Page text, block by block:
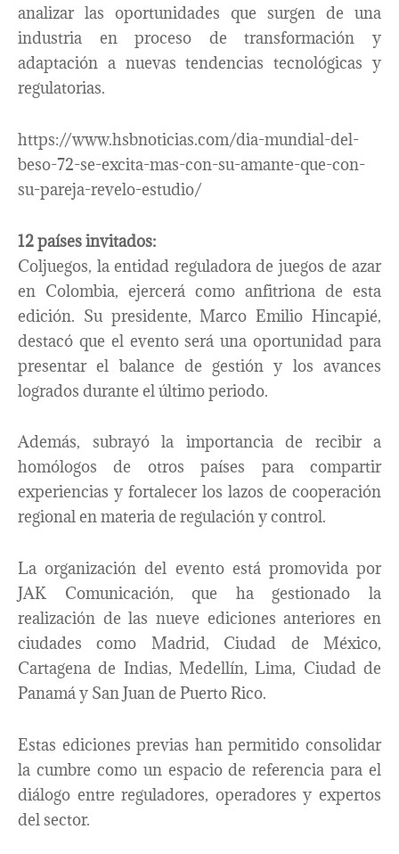
analizar las oportunidades que surgen de una
industria en proceso de transformación y
adaptación a nuevas tendencias tecnológicas y
regulatorias.
https://www.hsbnoticias.com/dia-mundial-del-
beso-72-se-excita-mas-con-su-amante-que-con-
su-pareja-revelo-estudio/
12 países invitados:
Coljuegos, la entidad reguladora de juegos de azar
en Colombia, ejercerá como anfitriona de esta
edición. Su presidente, Marco Emilio Hincapié,
destacó que el evento será una oportunidad para
presentar el balance de gestión y los avances
logrados durante el último periodo.
Además, subrayó la importancia de recibir a
homólogos de otros países para compartir
experiencias y fortalecer los lazos de cooperación
regional en materia de regulación y control.
La organización del evento está promovida por
JAK Comunicación, que ha gestionado la
realización de las nueve ediciones anteriores en
ciudades como Madrid, Ciudad de México,
Cartagena de Indias, Medellín, Lima, Ciudad de
Panamá y San Juan de Puerto Rico.
Estas ediciones previas han permitido consolidar
la cumbre como un espacio de referencia para el
diálogo entre reguladores, operadores y expertos
del sector.